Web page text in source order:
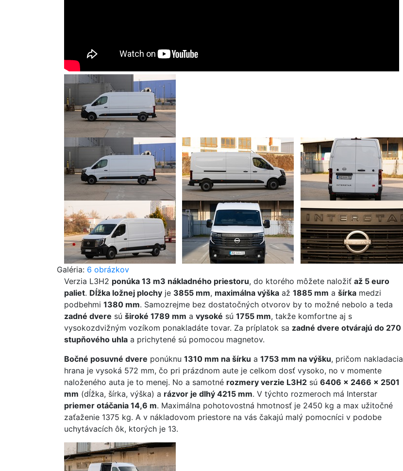
Galéria: 6 obrázkov
Verzia L3H2 ponúka 13 m3 nákladného priestoru, do ktorého môžete naložiť až 5 euro
paliet. Dĺžka ložnej plochy je 3855 mm, maximálna výška až 1885 mm a šírka medzi
podbehmi 1380 mm. Samozrejme bez dostatočných otvorov by to možné nebolo a teda
zadné dvere sú široké 1789 mm a vysoké sú 1755 mm, takže komfortne aj s
vysokozdvižným vozíkom ponakladáte tovar. Za príplatok sa zadné dvere otvárajú do 270
stupňového uhla a prichytené sú pomocou magnetov.
Bočné posuvné dvere ponúknu 1310 mm na šírku a 1753 mm na výšku, pričom nakladacia
hrana je vysoká 572 mm, čo pri prázdnom aute je celkom dosť vysoko, no v momente
naloženého auta je to menej. No a samotné rozmery verzie L3H2 sú 6406 x 2466 x 2501
mm (dĺžka, šírka, výška) a rázvor je dlhý 4215 mm. V týchto rozmeroch má Interstar
priemer otáčania 14,6 m. Maximálna pohotovostná hmotnosť je 2450 kg a max užitočné
zaťaženie 1375 kg. A v nákladovom priestore na vás čakajú malý pomocníci v podobe
uchytávacích ôk, ktorých je 13.